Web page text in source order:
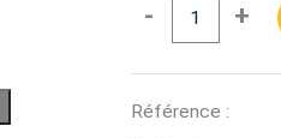
- +
Référence :